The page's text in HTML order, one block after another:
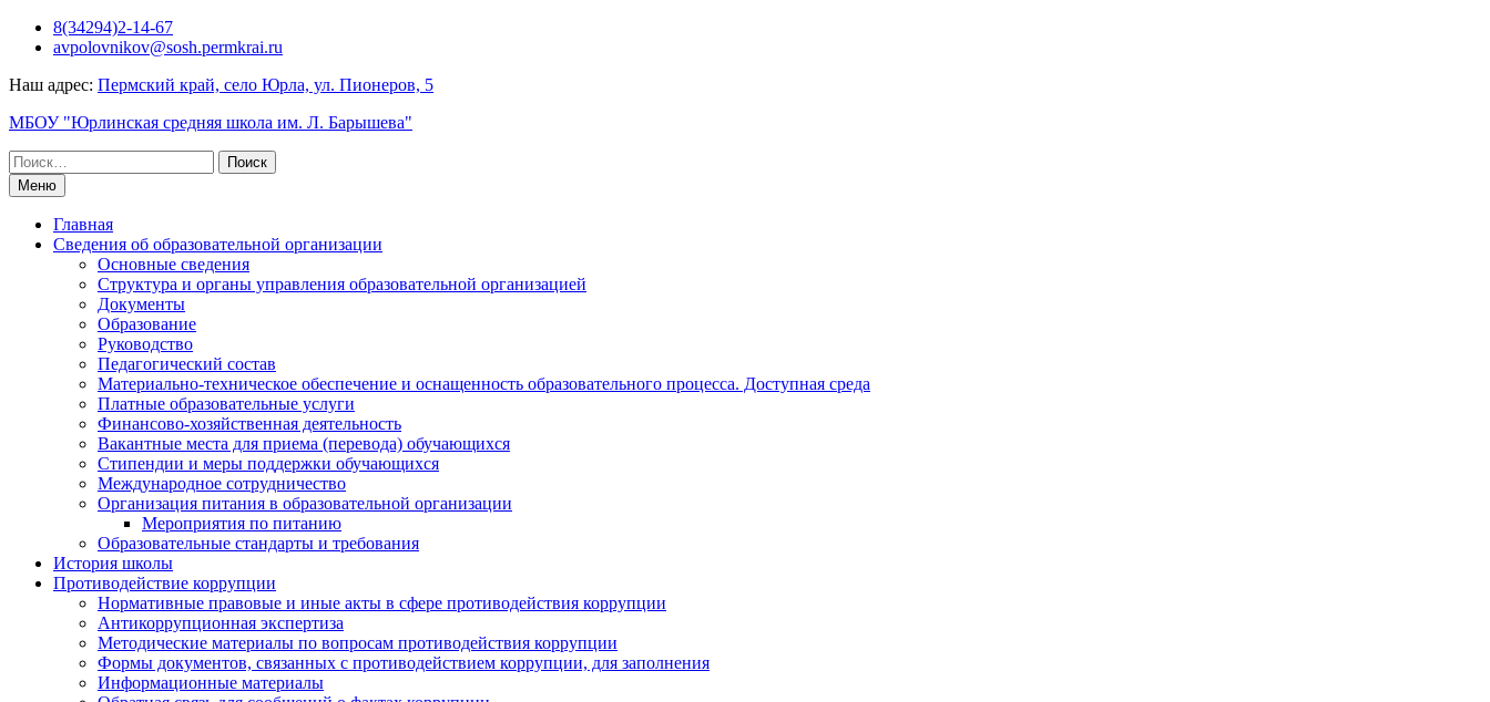
Перейти8(34294)2-14-67
avpolovnikov@sosh.permkrai.ru
Наш адрес: Пермский край, село Юрла, ул. Пионеров, 5
МБОУ "Юрлинская средняя школа им. Л. Барышева"
Поиск
по:Меню
Главная
Сведения об образовательной организации
Основные сведения
Структура и органы управления образовательной организацией
Документы
Образование
Руководство
Педагогический состав
Материально-техническое обеспечение и оснащенность образовательного процесса. Доступная среда
Платные образовательные услуги
Финансово-хозяйственная деятельность
Вакантные места для приема (перевода) обучающихся
Стипендии и меры поддержки обучающихся
Международное сотрудничество
Организация питания в образовательной организации
Мероприятия по питанию
Образовательные стандарты и требования
История школы
Противодействие коррупции
Нормативные правовые и иные акты в сфере противодействия коррупции
Антикоррупционная экспертиза
Методические материалы по вопросам противодействия коррупции
Формы документов, связанных с противодействием коррупции, для заполнения
Информационные материалы